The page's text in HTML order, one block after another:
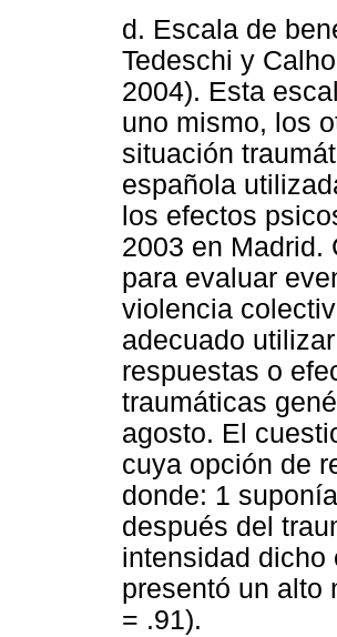
d. Escala de
Tedeschi y
2004). Esta
uno mismo, los
situación
española
los efectos
2003 en Madrid.
para evaluar
violencia
adecuado
respuestas o
traumáticas
agosto. El
cuya opción de
donde: 1
después del
intensidad dicho
presentó un alto
= .91).